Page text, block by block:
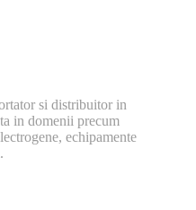
si distribuitor in
in domenii precum
echipamente